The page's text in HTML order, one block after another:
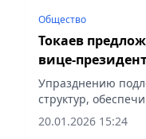
Общество
Токаев
вице-
Упразднению
структур,
действующего
Государственного
20.01.2026 15:24